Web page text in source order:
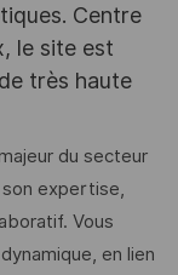
Centre
le site est
très haute
du secteur
expertise,
Vous
en lien